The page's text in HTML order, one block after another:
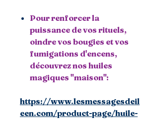
Pour renforcer la
puissance de vos rituels,
oindre vos bougies et vos
fumigations d'encens,
découvrez nos huiles
magiques "maison":
https://www.lesmessagesdeil
een.com/product-page/huile-